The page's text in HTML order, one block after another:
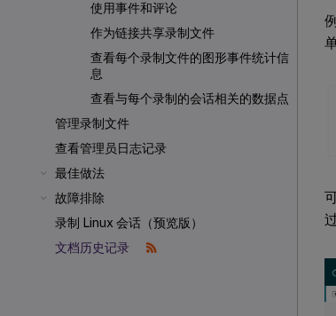
使用事件和评论
作为链接共享录制文件
查看每个录制文件的图形事件统计信
息
查看与每个录制的会话相关的数据点
管理录制文件
查看管理员日志记录
最佳做法
故障排除
录制 Linux 会话（预览版）
文档历史记录